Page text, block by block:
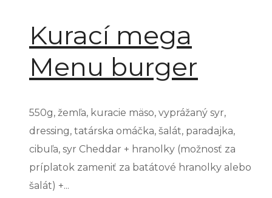
Kurací mega
Menu burger
550g, žemľa, kuracie mäso, vyprážaný syr,
dressing, tatárska omáčka, šalát, paradajka,
cibuľa, syr Cheddar + hranolky (možnosť za
príplatok zameniť za batátové hranolky alebo
šalát) +...